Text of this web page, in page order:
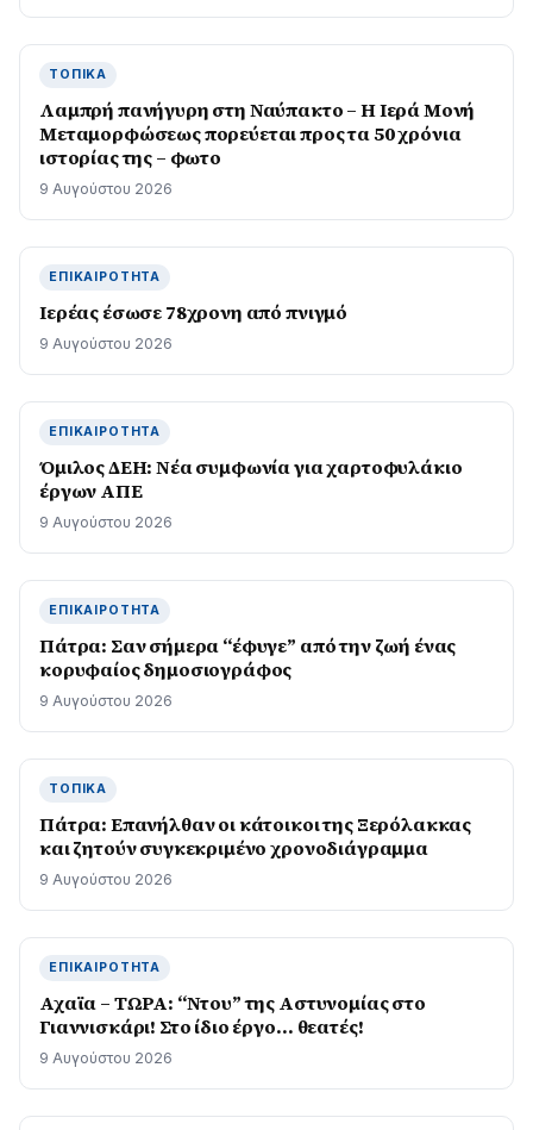
ΤΟΠΙΚΆ
Λαμπρή πανήγυρη στη Ναύπακτο – Η Ιερά Μονή
Μεταμορφώσεως πορεύεται προς τα 50 χρόνια
ιστορίας της – φωτο
9 Αυγούστου 2026
ΕΠΙΚΑΙΡΌΤΗΤΑ
Ιερέας έσωσε 78χρονη από πνιγμό
9 Αυγούστου 2026
ΕΠΙΚΑΙΡΌΤΗΤΑ
Όμιλος ΔΕΗ: Νέα συμφωνία για χαρτοφυλάκιο
έργων ΑΠΕ
9 Αυγούστου 2026
ΕΠΙΚΑΙΡΌΤΗΤΑ
Πάτρα: Σαν σήμερα “έφυγε” από την ζωή ένας
κορυφαίος δημοσιογράφος
9 Αυγούστου 2026
ΤΟΠΙΚΆ
Πάτρα: Επανήλθαν οι κάτοικοι της Ξερόλακκας
και ζητούν συγκεκριμένο χρονοδιάγραμμα
9 Αυγούστου 2026
ΕΠΙΚΑΙΡΌΤΗΤΑ
Αχαϊα – ΤΩΡΑ: “Ντου” της Αστυνομίας στο
Γιαννισκάρι! Στο ίδιο έργο… θεατές!
9 Αυγούστου 2026